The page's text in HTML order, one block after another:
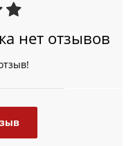
нет отзывов